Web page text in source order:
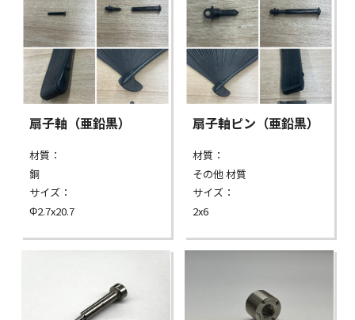
扇子軸（亜鉛黒）
材質：
銅
サイズ：
Φ2.7x20.7
扇子軸ピン（亜鉛黒）
材質：
その他 材質
サイズ：
2x6